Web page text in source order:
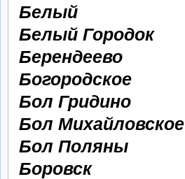
Белый
Белый Городок
Берендеево
Богородское
Бол Гридино
Бол Михайловское
Бол Поляны
Боровск